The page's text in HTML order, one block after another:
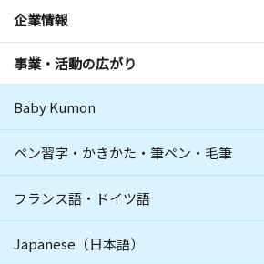
企業情報
事業・活動の広がり
Baby Kumon
ペン習字・かきかた・筆ペン・毛筆
フランス語・ドイツ語
Japanese（日本語）